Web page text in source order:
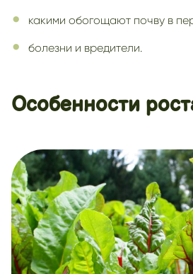
какими обогощают почву в
болезни и вредители.
Особенности